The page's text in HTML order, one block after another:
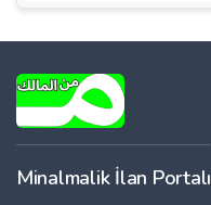
Minalmalik İlan Portalı